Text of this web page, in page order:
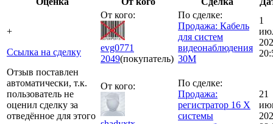
+
Ссылка на сделку
От кого:
evg0771
2049(покупатель)
По сделке:
Продажа: Кабель
для систем
видеонаблюдения
30М
1
Отзыв поставлен
автоматически, т.к.
пользователь не
оценил сделку за
отведённое для этого
От кого:
По сделке:
Продажа:
регистратор 16 X
системы
21